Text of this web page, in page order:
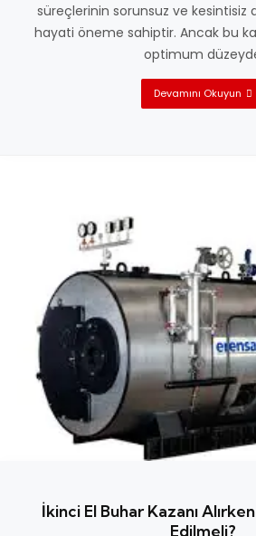
süreçlerinin sorunsuz ve
hayati öneme sahiptir. Ancak bu
optimum
Devamını Okuyun
İkinci El Buhar Kazanı
Edilmeli?